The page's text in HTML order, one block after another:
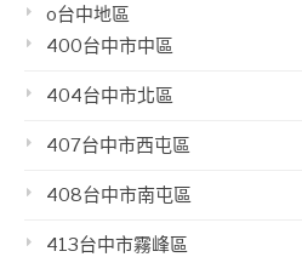
o台中地區
400台中市中區
404台中市北區
407台中市西屯區
408台中市南屯區
413台中市霧峰區